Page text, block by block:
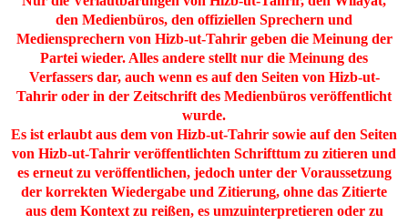
den Medienbüros, den offiziellen Sprechern und
Mediensprechern von Hizb-ut-Tahrir geben die Meinung der
Partei wieder. Alles andere stellt nur die Meinung des
Verfassers dar, auch wenn es auf den Seiten von Hizb-ut-
Tahrir oder in der Zeitschrift des Medienbüros veröffentlicht
wurde.
Es ist erlaubt aus dem von Hizb-ut-Tahrir sowie auf den Seiten
von Hizb-ut-Tahrir veröffentlichten Schrifttum zu zitieren und
es erneut zu veröffentlichen, jedoch unter der Voraussetzung
der korrekten Wiedergabe und Zitierung, ohne das Zitierte
aus dem Kontext zu reißen, es umzuinterpretieren oder zu